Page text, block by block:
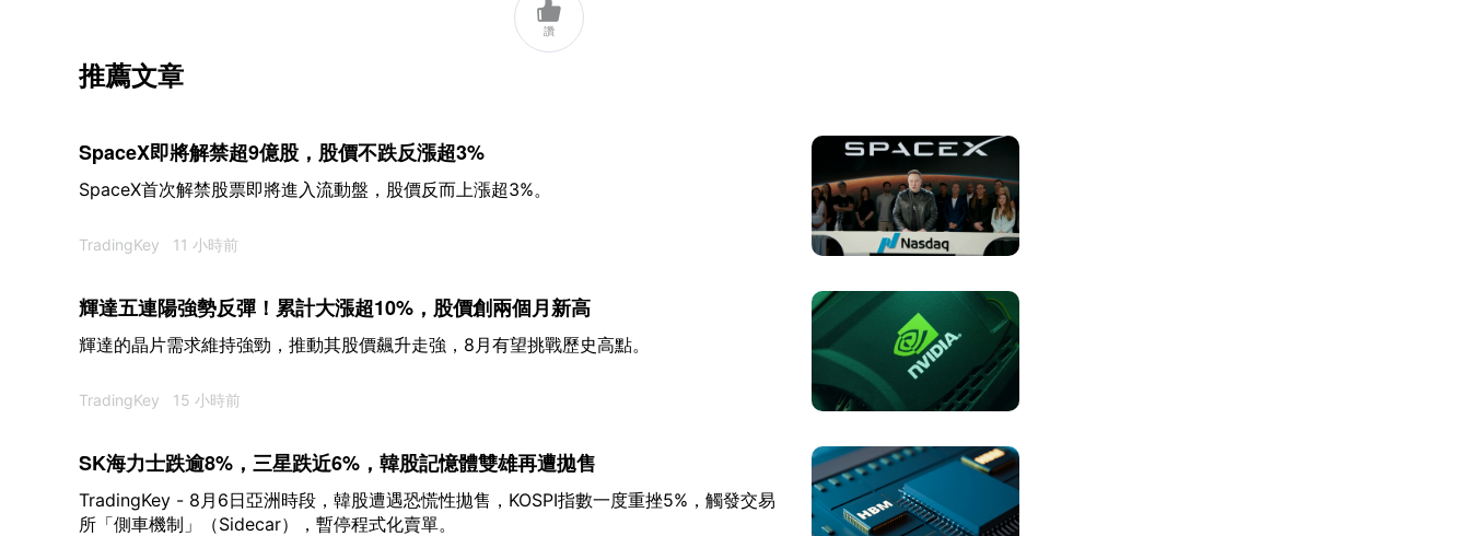

讚
推薦文章
SpaceX即將解禁超9億股，股價不跌反漲超3%
SpaceX首次解禁股票即將進入流動盤，股價反而上漲超3%。
TradingKey 11 小時前
輝達五連陽強勢反彈！累計大漲超10%，股價創兩個月新高
輝達的晶片需求維持強勁，推動其股價飆升走強，8月有望挑戰歷史高點。
TradingKey 15 小時前
SK海力士跌逾8%，三星跌近6%，韓股記憶體雙雄再遭拋售
TradingKey - 8月6日亞洲時段，韓股遭遇恐慌性拋售，KOSPI指數一度重挫5%，觸發交易
所「側車機制」（Sidecar），暫停程式化賣單。